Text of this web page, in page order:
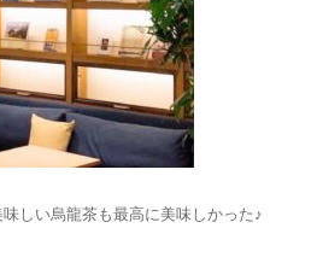
しい烏龍茶も最高に美味しかった♪